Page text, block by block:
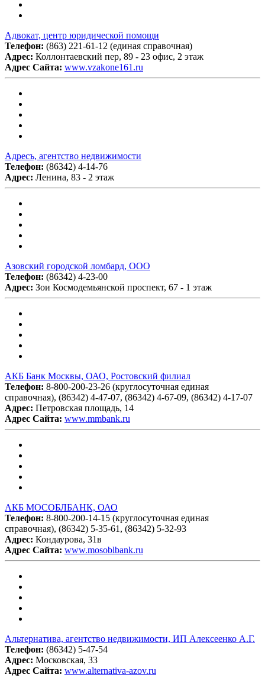
Адвокат, центр юридической помощи
Телефон: (863) 221-61-12 (единая справочная)
Адрес: Коллонтаевский пер, 89 - 23 офис, 2 этаж
Адрес Сайта: www.vzakone161.ru
Адресъ, агентство недвижимости
Телефон: (86342) 4-14-76
Адрес: Ленина, 83 - 2 этаж
Азовский городской ломбард, ООО
Телефон: (86342) 4-23-00
Адрес: Зои Космодемьянской проспект, 67 - 1 этаж
АКБ Банк Москвы, ОАО, Ростовский филиал
Телефон: 8-800-200-23-26 (круглосуточная единая
справочная), (86342) 4-47-07, (86342) 4-67-09, (86342) 4-17-07
Адрес: Петровская площадь, 14
Адрес Сайта: www.mmbank.ru
АКБ МОСОБЛБАНК, ОАО
Телефон: 8-800-200-14-15 (круглосуточная единая
справочная), (86342) 5-35-61, (86342) 5-32-93
Адрес: Кондаурова, 31в
Адрес Сайта: www.mosoblbank.ru
Альтернатива, агентство недвижимости, ИП Алексеенко А.Г.
Телефон: (86342) 5-47-54
Адрес: Московская, 33
Адрес Сайта: www.alternativa-azov.ru